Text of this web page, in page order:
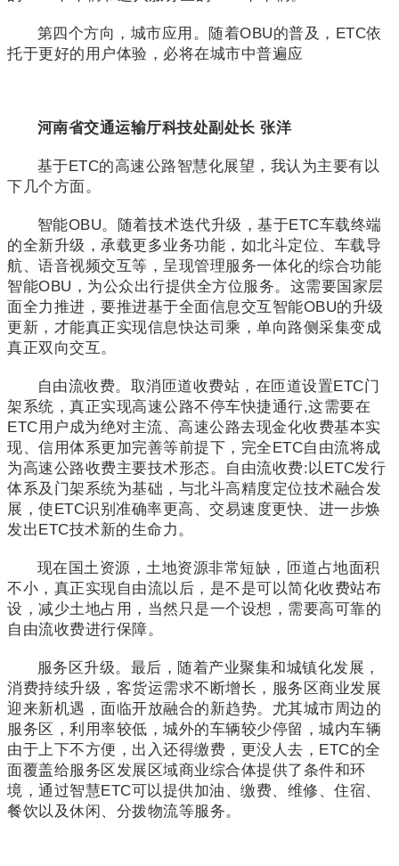
第四个方向，城市应用。随着OBU的普及，ETC依
托于更好的用户体验，必将在城市中普遍应
河南省交通运输厅科技处副处长张洋
基于ETC的高速公路智慧化展望，我认为主要有以
下几个方面。
智能OBU。随着技术迭代升级，基于ETC车载终端
的全新升级，承载更多业务功能，如北斗定位、车载导
航、语音视频交互等，呈现管理服务一体化的综合功能
智能OBU，为公众出行提供全方位服务。这需要国家层
面全力推进，要推进基于全面信息交互智能OBU的升级
更新，才能真正实现信息快达司乘，单向路侧采集变成
真正双向交互。
自由流收费。取消匝道收费站，在匝道设置ETC门
架系统，真正实现高速公路不停车快捷通行,这需要在
ETC用户成为绝对主流、高速公路去现金化收费基本实
现、信用体系更加完善等前提下，完全ETC自由流将成
为高速公路收费主要技术形态。自由流收费:以ETC发行
体系及门架系统为基础，与北斗高精度定位技术融合发
展，使ETC识别准确率更高、交易速度更快、进一步焕
发出ETC技术新的生命力。
现在国土资源，土地资源非常短缺，匝道占地面积
不小，真正实现自由流以后，是不是可以简化收费站布
设，减少土地占用，当然只是一个设想，需要高可靠的
自由流收费进行保障。
服务区升级。最后，随着产业聚集和城镇化发展，
消费持续升级，客货运需求不断增长，服务区商业发展
迎来新机遇，面临开放融合的新趋势。尤其城市周边的
服务区，利用率较低，城外的车辆较少停留，城内车辆
由于上下不方便，出入还得缴费，更没人去，ETC的全
面覆盖给服务区发展区域商业综合体提供了条件和环
境，通过智慧ETC可以提供加油、缴费、维修、住宿、
餐饮以及休闲、分拨物流等服务。